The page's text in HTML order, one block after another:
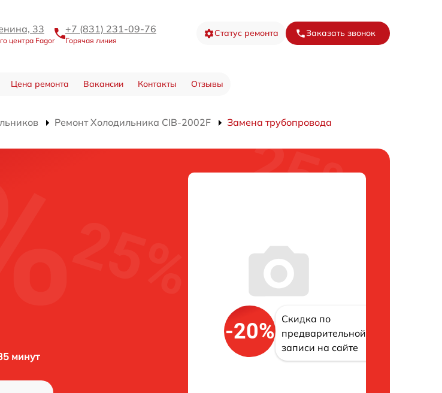
33
центра Fagor
+7 (831) 231-09-76
Горячая линия
Статус ремонта Заказать звонок
Цена ремонта Вакансии Контакты Отзывы
Ремонт Холодильника CIB-2002F Замена трубопровода
минут
-20%
Скидка по
предварительной
записи на сайте